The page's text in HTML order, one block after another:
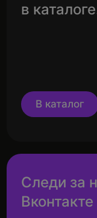
в
В каталог
Следи за
Вконтакте